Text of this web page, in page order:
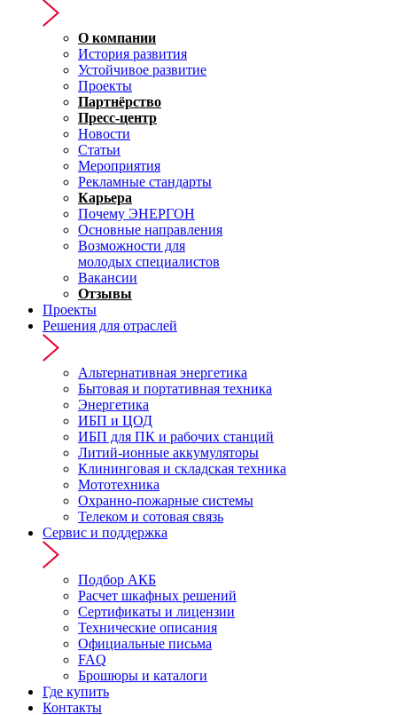
О компании
История развития
Устойчивое развитие
Проекты
Партнёрство
Пресс-центр
Новости
Статьи
Мероприятия
Рекламные стандарты
Карьера
Почему ЭНЕРГОН
Основные направления
Возможности для
молодых специалистов
Вакансии
Отзывы
Проекты
Решения для отраслей
Альтернативная энергетика
Бытовая и портативная техника
Энергетика
ИБП и ЦОД
ИБП для ПК и рабочих станций
Литий-ионные аккумуляторы
Клининговая и складская техника
Мототехника
Охранно-пожарные системы
Телеком и сотовая связь
Сервис и поддержка
Подбор АКБ
Расчет шкафных решений
Сертификаты и лицензии
Технические описания
Официальные письма
FAQ
Брошюры и каталоги
Где купить
Контакты